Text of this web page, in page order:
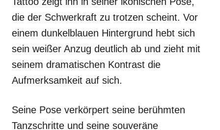
die der Schwerkraft zu trotzen scheint. Vor
einem dunkelblauen Hintergrund hebt sich
sein weißer Anzug deutlich ab und zieht mit
seinem dramatischen Kontrast die
Aufmerksamkeit auf sich.
Seine Pose verkörpert seine berühmten
Tanzschritte und seine souveräne